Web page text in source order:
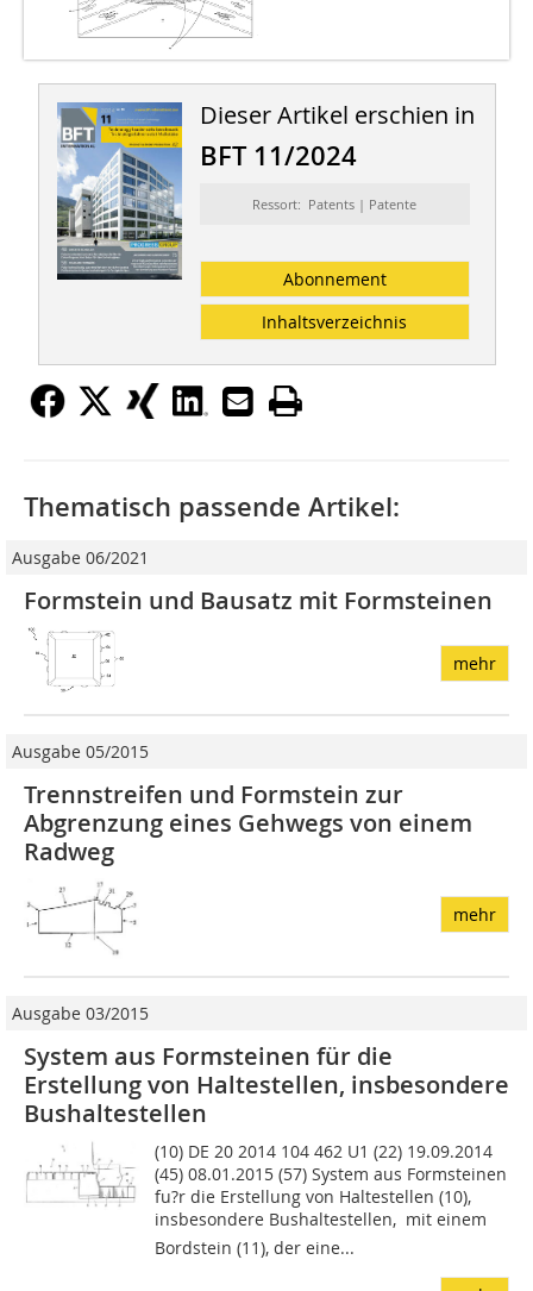
Dieser Artikel erschien in
BFT 11/2024
Ressort: Patents | Patente
Abonnement
Inhaltsverzeichnis
Thematisch passende Artikel:
Ausgabe 06/2021
Formstein und Bausatz mit Formsteinen
mehr
Ausgabe 05/2015
Trennstreifen und Formstein zur
Abgrenzung ­eines Gehwegs von einem
Radweg
mehr
Ausgabe 03/2015
System aus Formsteinen für die
Erstellung von Haltestellen, insbesondere
Bushaltestellen
(10) DE 20 2014 104 462 U1 (22) 19.09.2014
(45) 08.01.2015 (57) System aus Formsteinen
fu?r die Erstellung von Haltestellen (10),
insbesondere Bushaltestellen,  mit einem
Bordstein (11), der eine...